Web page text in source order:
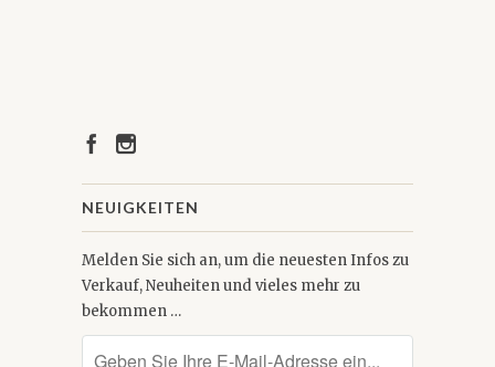
NEUIGKEITEN
Melden Sie sich an, um die neuesten Infos zu
Verkauf, Neuheiten und vieles mehr zu
bekommen …